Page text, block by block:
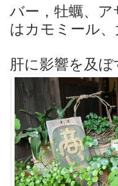
バー，牡蠣、
はカモミール
肝に影響を及